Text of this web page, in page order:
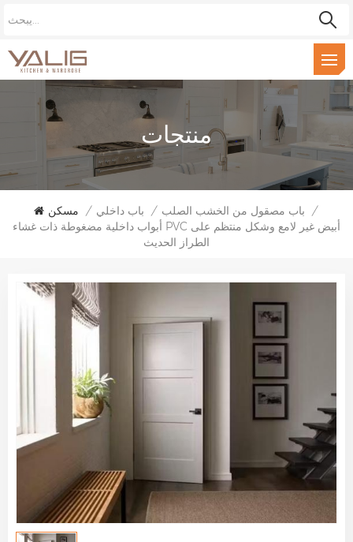
منتجات
مسكن / باب داخلي / باب مصقول من الخشب الصلب /
أبواب داخلية مضغوطة ذات غشاء PVC أبيض غير لامع وشكل منتظم على
الطراز الحديث